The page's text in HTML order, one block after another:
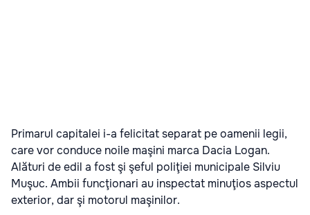
Primarul capitalei i-a felicitat separat pe oamenii legii,
care vor conduce noile maşini marca Dacia Logan.
Alături de edil a fost şi şeful poliţiei municipale Silviu
Muşuc. Ambii funcţionari au inspectat minuţios aspectul
exterior, dar şi motorul maşinilor.